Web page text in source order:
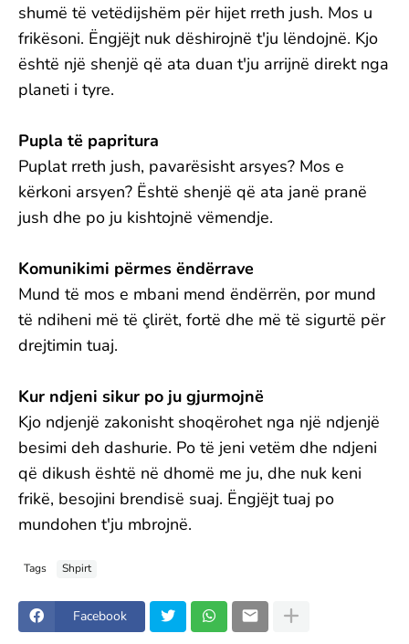
shumë të vetëdijshëm për hijet rreth jush. Mos u
frikësoni. Ëngjëjt nuk dëshirojnë t'ju lëndojnë. Kjo
është një shenjë që ata duan t'ju arrijnë direkt nga
planeti i tyre.
Pupla të papritura
Puplat rreth jush, pavarësisht arsyes? Mos e
kërkoni arsyen? Është shenjë që ata janë pranë
jush dhe po ju kishtojnë vëmendje.
Komunikimi përmes ëndërrave
Mund të mos e mbani mend ëndërrën, por mund
të ndiheni më të çlirët, fortë dhe më të sigurtë për
drejtimin tuaj.
Kur ndjeni sikur po ju gjurmojnë
Kjo ndjenjë zakonisht shoqërohet nga një ndjenjë
besimi deh dashurie. Po të jeni vetëm dhe ndjeni
që dikush është në dhomë me ju, dhe nuk keni
frikë, besojini brendisë suaj. Ëngjëjt tuaj po
mundohen t'ju mbrojnë.
Tags Shpirt
Facebook